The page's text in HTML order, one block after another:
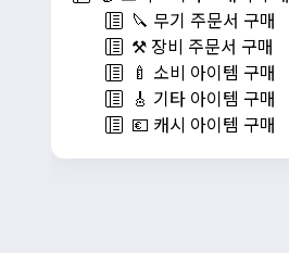
🔪 무기 주문서 구매
⚒️ 장비 주문서 구매
🍼 소비 아이템 구매
🎸 기타 아이템 구매
💶 캐시 아이템 구매